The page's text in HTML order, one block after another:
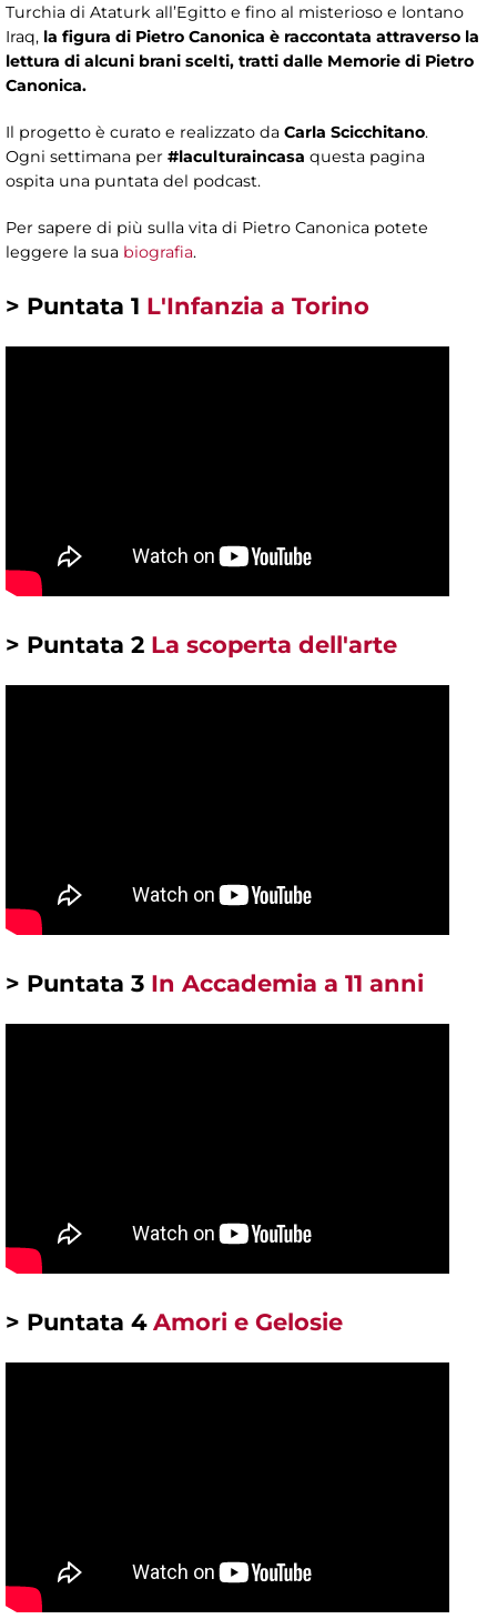
Turchia di Ataturk all’Egitto e fino al misterioso e lontano
Iraq, la figura di Pietro Canonica è raccontata attraverso la
lettura di alcuni brani scelti, tratti dalle Memorie di Pietro
Canonica.
Il progetto è curato e realizzato da Carla Scicchitano.
Ogni settimana per #laculturaincasa questa pagina
ospita una puntata del podcast.
Per sapere di più sulla vita di Pietro Canonica potete
leggere la sua biografia.
> Puntata 1 L'Infanzia a Torino
> Puntata 2 La scoperta dell'arte
> Puntata 3 In Accademia a 11 anni
> Puntata 4 Amori e Gelosie